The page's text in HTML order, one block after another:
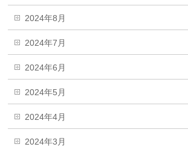
2024年8月
2024年7月
2024年6月
2024年5月
2024年4月
2024年3月